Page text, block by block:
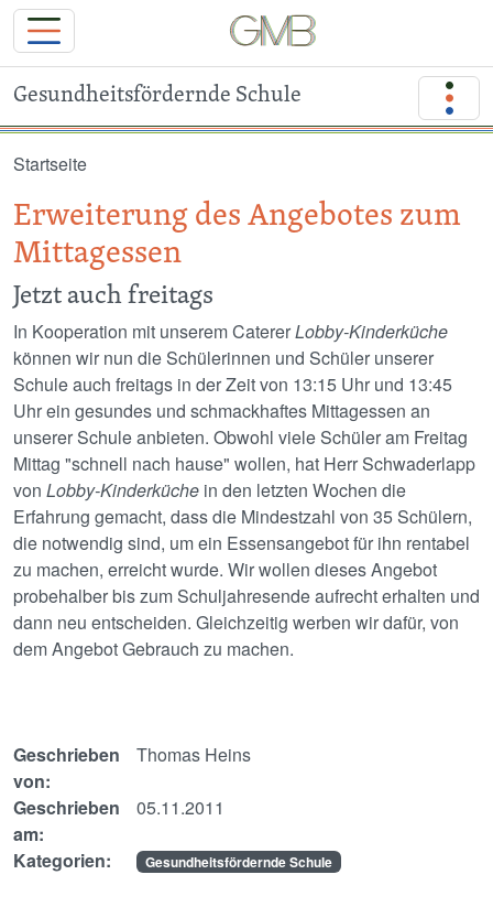
Gesundheitsfördernde Schule
Startseite
Erweiterung des Angebotes zum
Mittagessen
Jetzt auch freitags
In Kooperation mit unserem CatererLobby-Kinderküche
können wir nun die Schülerinnen und Schüler unserer
Schule auch freitags in der Zeit von 13:15 Uhr und 13:45
Uhr ein gesundes und schmackhaftes Mittagessen an
unserer Schule anbieten. Obwohl viele Schüler am Freitag
Mittag "schnell nach hause" wollen, hat Herr Schwaderlapp
von Lobby-Kinderküche in den letzten Wochen die
Erfahrung gemacht, dass die Mindestzahl von 35 Schülern,
die notwendig sind, um ein Essensangebot für ihn rentabel
zu machen, erreicht wurde. Wir wollen dieses Angebot
probehalber bis zum Schuljahresende aufrecht erhalten und
dann neu entscheiden. Gleichzeitig werben wir dafür, von
dem Angebot Gebrauch zu machen.
Geschrieben
von:
Thomas Heins
Geschrieben
am:
05.11.2011
Kategorien: Gesundheitsfördernde Schule